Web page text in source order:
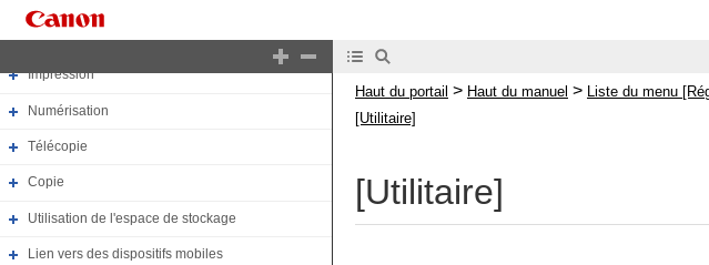
Opérations de base
Impression
Numérisation
Télécopie
Copie
Utilisation de l'espace de stockage
Lien vers des dispositifs mobiles
Haut du portail > Haut du manuel > Liste du menu
[Utilitaire]
[Utilitaire]